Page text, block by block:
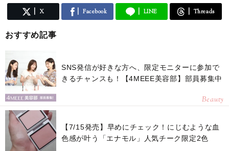
X Facebook LINE Threads
おすすめ記事
SNS発信が好きな方へ、限定モニターに参加で
きるチャンスも！【4MEEE美容部】部員募集中
Beauty
【7/15発売】早めにチェック！にじむような血
色感が叶う「エナモル」人気チーク限定2色